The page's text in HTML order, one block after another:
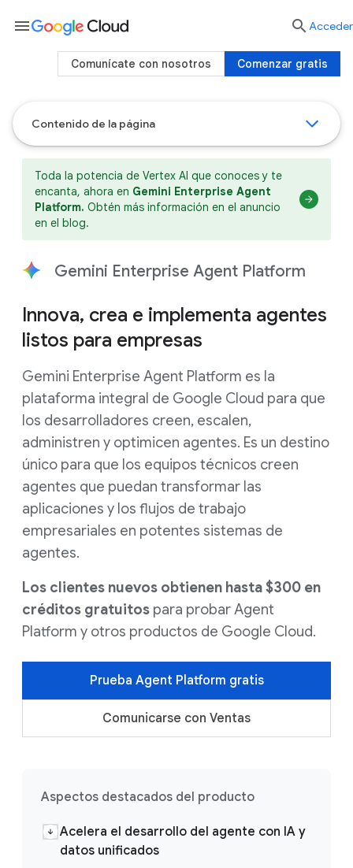
Contenido de la página
Toda la potencia de Vertex AI que conoces y te
encanta, ahora en Gemini Enterprise Agent
Platform. Obtén más información en el anuncio
en el blog.
Gemini Enterprise Agent Platform
Innova, crea e implementa agentes
listos para empresas
Gemini Enterprise Agent Platform es la
plataforma integral de Google Cloud para que
los desarrolladores creen, escalen,
administren y optimicen agentes. Es un destino
único para que los equipos técnicos creen
agentes que puedan transformar las
aplicaciones y los flujos de trabajo
empresariales en potentes sistemas de
agentes.
Los clientes nuevos obtienen hasta $300 en
créditos gratuitos para probar Agent
Platform y otros productos de Google Cloud.
Prueba Agent Platform gratis
Comunicarse con Ventas
Aspectos destacados del producto
Acelera el desarrollo del agente con IA y
datos unificados
menu  Acceder
Comenzar gratis
Comunícate con nosotros